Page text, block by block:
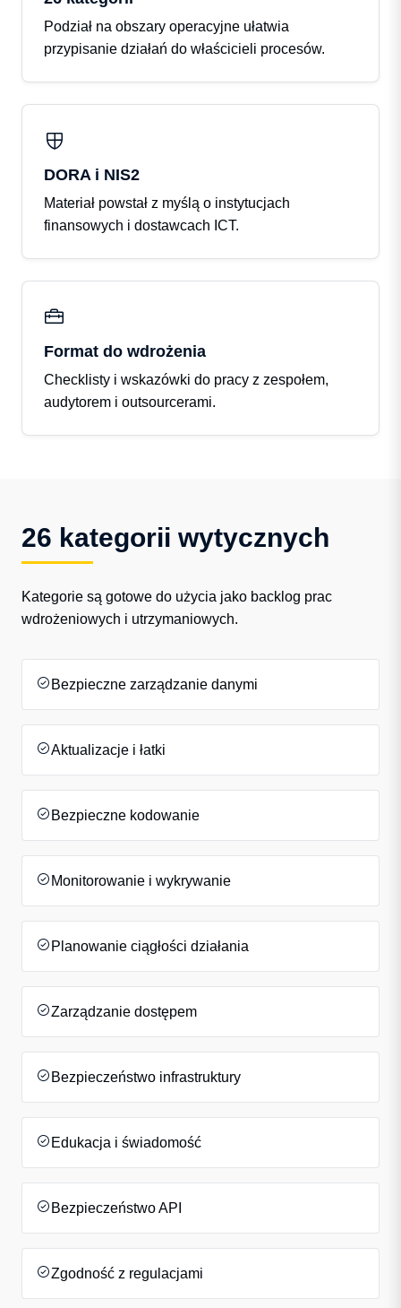
Podział na obszary operacyjne ułatwia
przypisanie działań do właścicieli procesów.
DORA i NIS2
Materiał powstał z myślą o instytucjach
finansowych i dostawcach ICT.
Format do wdrożenia
Checklisty i wskazówki do pracy z zespołem,
audytorem i outsourcerami.
26 kategorii wytycznych
Kategorie są gotowe do użycia jako backlog prac
wdrożeniowych i utrzymaniowych.
Bezpieczne zarządzanie danymi
Aktualizacje i łatki
Bezpieczne kodowanie
Monitorowanie i wykrywanie
Planowanie ciągłości działania
Zarządzanie dostępem
Bezpieczeństwo infrastruktury
Edukacja i świadomość
Bezpieczeństwo API
Zgodność z regulacjami